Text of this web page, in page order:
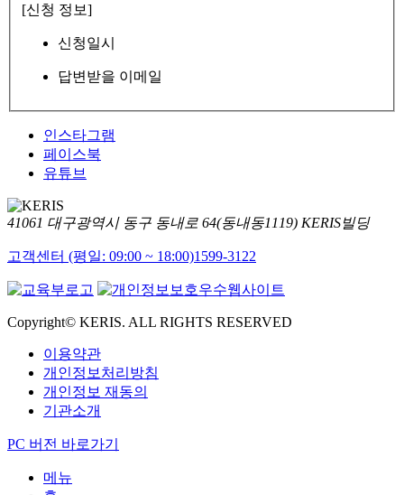
[신청 정보]
신청일시
답변받을 이메일
인스타그램
페이스북
유튜브
41061 대구광역시 동구 동내로 64(동내동1119) KERIS빌딩
고객센터 (평일: 09:00 ~ 18:00)1599-3122
Copyright© KERIS. ALL RIGHTS RESERVED
이용약관
개인정보처리방침
개인정보 재동의
기관소개
PC 버전 바로가기
메뉴